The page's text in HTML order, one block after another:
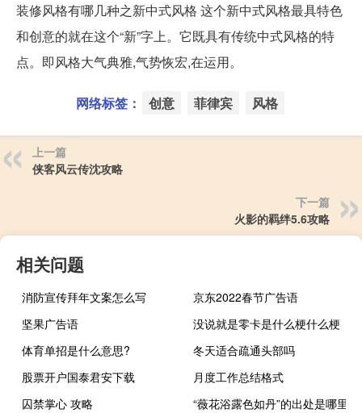
装修风格有哪几种之新中式风格 这个新中式风格最具特色
和创意的就在这个“新”字上。它既具有传统中式风格的特
点。即风格大气典雅,气势恢宏,在运用。
网络标签： 创意 菲律宾 风格
上一篇
侠客风云传沈攻略
下一篇
火影的羁绊5.6攻略
相关问题
消防宣传拜年文案怎么写
京东2022春节广告语
坚果广告语
没说就是零卡是什么梗什么梗
体育单招是什么意思?
冬天适合疏通头部吗
股票开户国泰君安下载
月度工作总结格式
囚禁掌心 攻略
“薇花浴露色如丹”的出处是哪里